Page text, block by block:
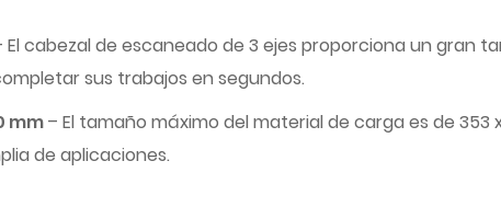
El cabezal de escaneado de 3 ejes proporciona un gran
sus trabajos en segundos.
mm– El tamaño máximo del material de carga es de
de aplicaciones.